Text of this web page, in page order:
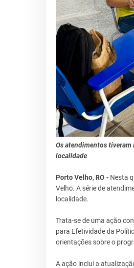
Os atendimentos tiveram
localidade
Porto Velho, RO - Nesta
Velho. A série de
localidade.
Trata-se de uma ação
para Efetividade da
orientações sobre o
A ação inclui a